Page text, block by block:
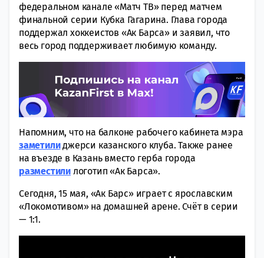
федеральном канале «Матч ТВ» перед матчем
финальной серии Кубка Гагарина. Глава города
поддержал хоккеистов «Ак Барса» и заявил, что
весь город поддерживает любимую команду.
Напомним, что на балконе рабочего кабинета мэра
заметилиджерси казанского клуба. Также ранее
на въезде в Казань вместо герба города
разместили логотип «Ак Барса».
Сегодня, 15 мая, «Ак Барс» играет с ярославским
«Локомотивом» на домашней арене. Счёт в серии
— 1:1.